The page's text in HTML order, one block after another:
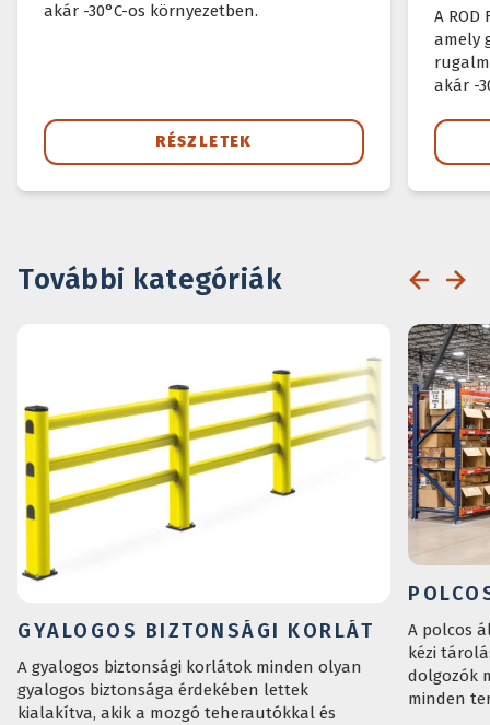
akár -30°C-os környezetben.
RÉSZLETEK
A ROD
amely
akár -
További kategóriák
GYALOGOS BIZTONSÁGI KORLÁT
A gyalogos biztonsági korlátok minden olyan
gyalogos biztonsága érdekében lettek
kialakítva, akik a mozgó teherautókkal és
A polcos
kézi
dolgozók
minden